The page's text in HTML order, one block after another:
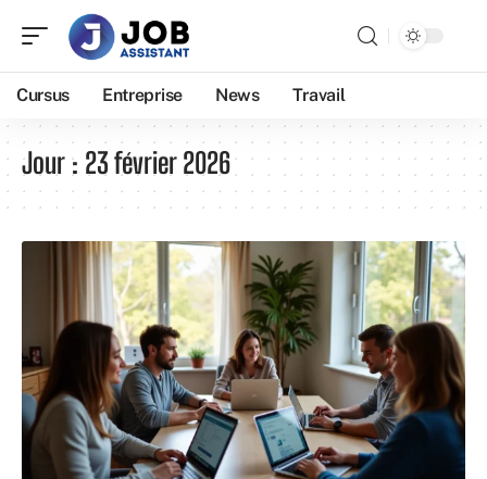
Cursus Entreprise News Travail
Jour : 23 février 2026